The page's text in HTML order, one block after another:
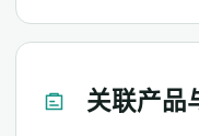
关联产品